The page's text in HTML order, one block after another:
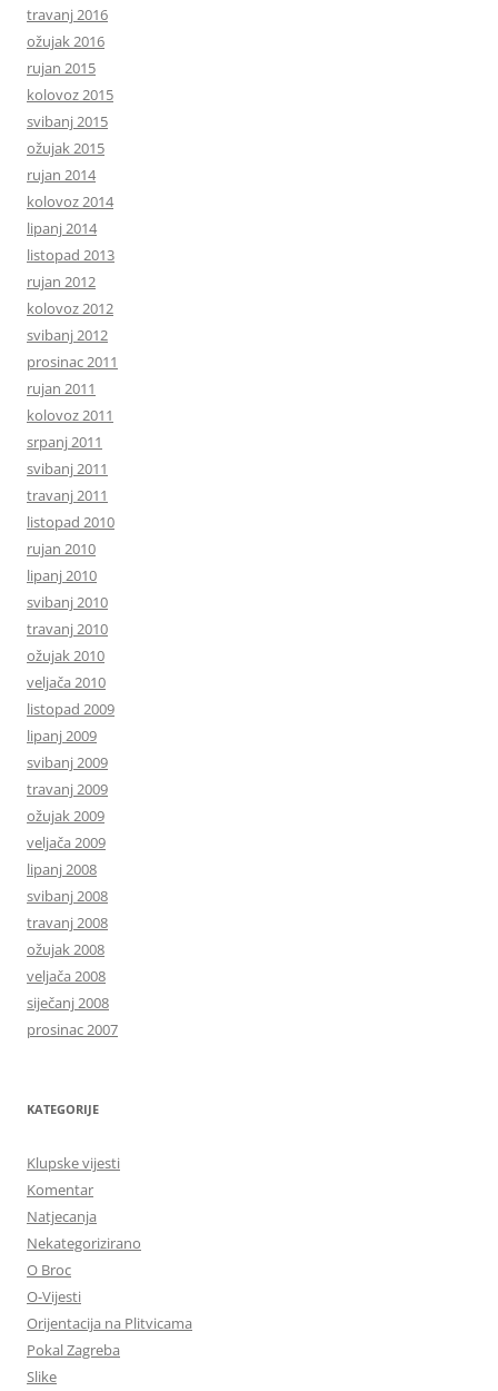
travanj 2016
ožujak 2016
rujan 2015
kolovoz 2015
svibanj 2015
ožujak 2015
rujan 2014
kolovoz 2014
lipanj 2014
listopad 2013
rujan 2012
kolovoz 2012
svibanj 2012
prosinac 2011
rujan 2011
kolovoz 2011
srpanj 2011
svibanj 2011
travanj 2011
listopad 2010
rujan 2010
lipanj 2010
svibanj 2010
travanj 2010
ožujak 2010
veljača 2010
listopad 2009
lipanj 2009
svibanj 2009
travanj 2009
ožujak 2009
veljača 2009
lipanj 2008
svibanj 2008
travanj 2008
ožujak 2008
veljača 2008
siječanj 2008
prosinac 2007
KATEGORIJE
Klupske vijesti
Komentar
Natjecanja
Nekategorizirano
O Broc
O-Vijesti
Orijentacija na Plitvicama
Pokal Zagreba
Slike